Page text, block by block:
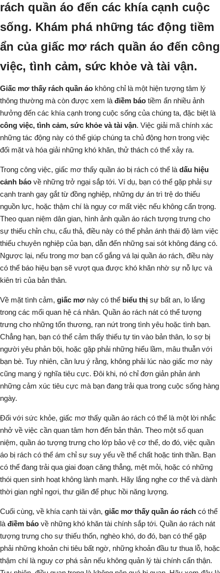
rách quần áo đến các khía cạnh cuộc
sống. Khám phá những tác động tiềm
ẩn của giấc mơ rách quần áo đến công
việc, tình cảm, sức khỏe và tài vận.
Giấc mơ thấy rách quần áo không chỉ là một hiện tượng tâm lý
thông thường mà còn được xem là điềm báo tiềm ẩn nhiều ảnh
hưởng đến các khía cạnh trong cuộc sống của chúng ta, đặc biệt là
công việc, tình cảm, sức khỏe và tài vận. Việc giải mã chính xác
những tác động này có thể giúp chúng ta chủ động hơn trong việc
đối mặt và hóa giải những khó khăn, thử thách có thể xảy ra.
Trong công việc, giấc mơ thấy quần áo bị rách có thể là dấu hiệu
cảnh báo về những trở ngại sắp tới. Ví dụ, bạn có thể gặp phải sự
cạnh tranh gay gắt từ đồng nghiệp, những dự án trì trệ do thiếu
nguồn lực, hoặc thậm chí là nguy cơ mất việc nếu không cẩn trọng.
Theo quan niệm dân gian, hình ảnh quần áo rách tượng trưng cho
sự thiếu chỉn chu, cẩu thả, điều này có thể phản ánh thái độ làm việc
thiếu chuyên nghiệp của bạn, dẫn đến những sai sót không đáng có.
Ngược lại, nếu trong mơ bạn cố gắng vá lại quần áo rách, điều này
có thể báo hiệu bạn sẽ vượt qua được khó khăn nhờ sự nỗ lực và
kiên trì của bản thân.
Về mặt tình cảm, giấc mơ này có thể biểu thị sự bất an, lo lắng
trong các mối quan hệ cá nhân. Quần áo rách nát có thể tượng
trưng cho những tổn thương, rạn nứt trong tình yêu hoặc tình bạn.
Chẳng hạn, bạn có thể cảm thấy thiếu tự tin vào bản thân, lo sợ bị
người yêu phản bội, hoặc gặp phải những hiểu lầm, mâu thuẫn với
bạn bè. Tuy nhiên, cần lưu ý rằng, không phải lúc nào giấc mơ này
cũng mang ý nghĩa tiêu cực. Đôi khi, nó chỉ đơn giản phản ánh
những cảm xúc tiêu cực mà bạn đang trải qua trong cuộc sống hàng
ngày.
Đối với sức khỏe, giấc mơ thấy quần áo rách có thể là một lời nhắc
nhở về việc cần quan tâm hơn đến bản thân. Theo một số quan
niệm, quần áo tượng trưng cho lớp bảo vệ cơ thể, do đó, việc quần
áo bị rách có thể ám chỉ sự suy yếu về thể chất hoặc tinh thần. Bạn
có thể đang trải qua giai đoạn căng thẳng, mệt mỏi, hoặc có những
thói quen sinh hoạt không lành mạnh. Hãy lắng nghe cơ thể và dành
thời gian nghỉ ngơi, thư giãn để phục hồi năng lượng.
Cuối cùng, về khía cạnh tài vận, giấc mơ thấy quần áo rách có thể
là điềm báo về những khó khăn tài chính sắp tới. Quần áo rách nát
tượng trưng cho sự thiếu thốn, nghèo khó, do đó, bạn có thể gặp
phải những khoản chi tiêu bất ngờ, những khoản đầu tư thua lỗ, hoặc
thậm chí là nguy cơ phá sản nếu không quản lý tài chính cẩn thận.